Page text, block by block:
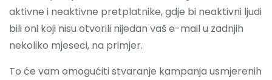
aktivne i neaktivne pretplatnike, gdje bi neaktivni ljudi
bili oni koji nisu otvorili nijedan vaš e-mail u zadnjih
nekoliko mjeseci, na primjer.
To će vam omogućiti stvaranje kampanja usmjerenih